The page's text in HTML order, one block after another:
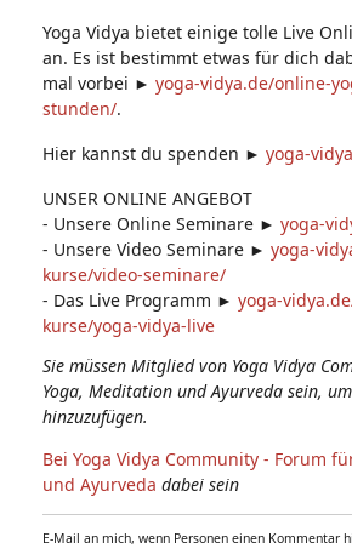
Yoga Vidya bietet einige tolle Live
an. Es ist bestimmt etwas für dich
mal vorbei ► yoga-vidya.de/online-
stunden/.
Hier kannst du spenden ► yoga-
UNSER ONLINE ANGEBOT
- Unsere Online Seminare ► yoga-
- Unsere Video Seminare ► yoga-
kurse/video-seminare/
- Das Live Programm ► yoga-
kurse/yoga-vidya-live
Sie müssen Mitglied von Yoga Vidya
Yoga, Meditation und Ayurveda sein,
hinzuzufügen.
Bei Yoga Vidya Community - Forum
und Ayurveda dabei sein
E-Mail an mich, wenn Personen einen Kommentar